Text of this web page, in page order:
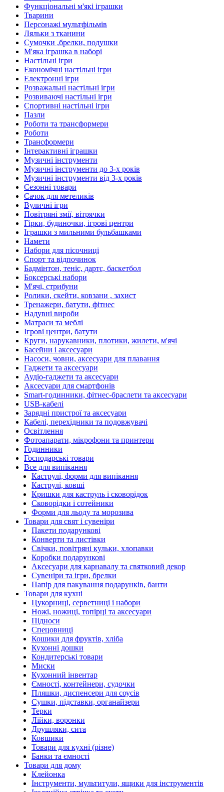
Функціональні м'які іграшки
Тварини
Персонажі мультфільмів
Ляльки з тканини
Сумочки ,брелки, подушки
М'яка іграшка в наборі
Настільні ігри
Економічні настільні ігри
Електронні ігри
Розважальні настільні ігри
Розвиваючі настільні ігри
Спортивні настільні ігри
Пазли
Роботи та трансформери
Роботи
Трансформери
Інтерактивні іграшки
Музичні інструменти
Музичні інструменти до 3-х років
Музичні інструменти від 3-х років
Сезонні товари
Сачок для метеликів
Вуличні ігри
Повітряні змії, вітрячки
Гірки, будиночки, ігрові центри
Іграшки з мильними бульбашками
Намети
Набори для пісочниці
Спорт та відпочинок
Бадмінтон, теніс, дартс, баскетбол
Боксерські набори
М'ячі, стрибуни
Ролики, скейти, ковзани , захист
Тренажери, батути, фітнес
Надувні вироби
Матраси та меблі
Ігрові центри, батути
Круги, нарукавники, плотики, жилети, м'ячі
Басейни і аксесуари
Насоси, човни, аксесуари для плавання
Гаджети та аксесуари
Аудіо-гаджети та аксесуари
Аксесуари для смартфонів
Smart-годинники, фітнес-браслети та аксесуари
USB-кабелі
Зарядні пристрої та аксесуари
Кабелі, перехідники та подовжувачі
Освітлення
Фотоапарати, мікрофони та принтери
Годинники
Господарські товари
Все для випікання
Каструлі, форми для випікання
Каструлі, ковші
Кришки для каструль і сковорідок
Сковорідки і сотейники
Форми для льоду та морозива
Товари для свят і сувеніри
Пакети подарункові
Конверти та листівки
Свічки, повітряні кульки, хлопавки
Коробки подарункові
Аксесуари для карнавалу та святковий декор
Сувеніри та ігри, брелки
Папір для пакування подарунків, банти
Товари для кухні
Цукорниці, серветниці і набори
Ножі, ножиці, топірці та аксесуари
Підноси
Спецовниці
Кошики для фруктів, хліба
Кухонні дошки
Кондитерські товари
Миски
Кухонний інвентар
Ємності, контейнери, судочки
Пляшки, диспенсери для соусів
Сушки, підставки, органайзери
Терки
Лійки, воронки
Друшляки, сита
Ковшики
Товари для кухні (різне)
Банки та ємності
Товари для дому
Клейонка
Інструменти, мультитули, ящики для інструментів